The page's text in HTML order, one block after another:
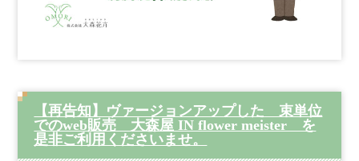
【再告知】ヴァージョンアップした 束単位
でのweb販売 大森屋 IN flower meister を
是非ご利用くださいませ。